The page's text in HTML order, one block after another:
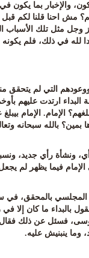
والإخبار بما يكون
مش احنا قلنا لكم
وجل مثل تلك الأسباب
لله في ذلك، فلم يكونه
التي لم يتحقق
ارتدت عليهم
الإمام. الإمام
بمين؟ بالله سبحانه
ونشأة رأي جديد،
فيما يظهر لم
المجلسي بالمحقق، في
بالبداء ما كان إلا في
فسئل عن ذلك فقال:
وما ينبنيش عليه.